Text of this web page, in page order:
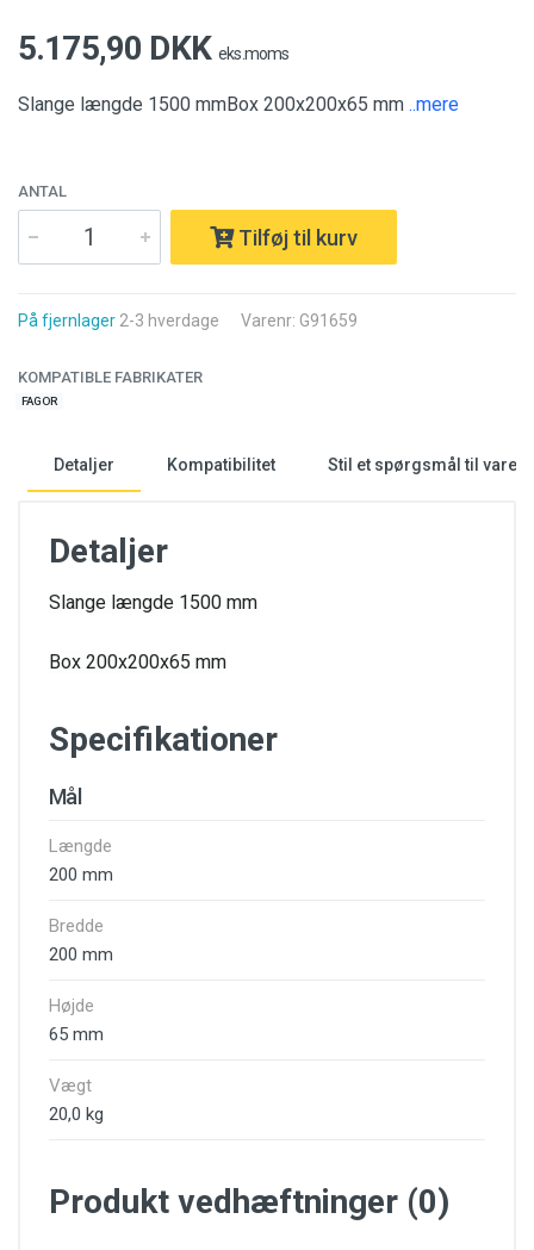
5.175,90 DKKeks.moms
Slange længde 1500 mmBox 200x200x65 mm ..mere
ANTAL
Tilføj til kurv
På fjernlager 2-3 hverdage Varenr: G91659
KOMPATIBLE FABRIKATER
FAGOR
Detaljer Kompatibilitet Stil et spørgsmål til varen
Detaljer
Slange længde 1500 mm
Box 200x200x65 mm
Specifikationer
Mål
Længde
200 mm
Bredde
200 mm
Højde
65 mm
Vægt
20,0 kg
Produkt vedhæftninger (0)